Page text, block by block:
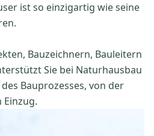
ist so einzigartig wie seine
Bauzeichnern, Bauleitern
Sie bei Naturhausbau
Bauprozesses, von der
Einzug.